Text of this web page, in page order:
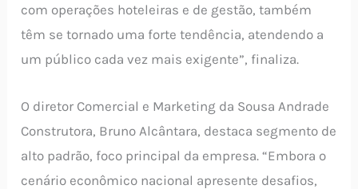
com operações hoteleiras e de gestão, também
têm se tornado uma forte tendência, atendendo a
um público cada vez mais exigente”, finaliza.
O diretor Comercial e Marketing da Sousa Andrade
Construtora, Bruno Alcântara, destaca segmento de
alto padrão, foco principal da empresa. “Embora o
cenário econômico nacional apresente desafios,